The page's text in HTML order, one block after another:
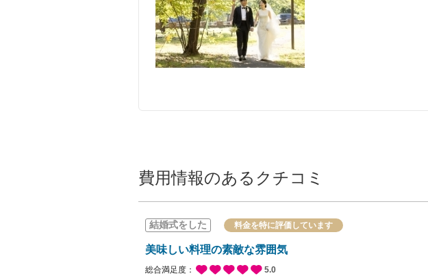
装花 ブーケ・メインテーブル装花・ゲスト
写真 スナップ写真（全カットデータ付）
印刷物
挙式
席料
美容着付
音響照明
介添料
申込期間 今月末までにお申込みのお客様
備考
※土日祝は追加33,000円で承ります
にシーズン加算55,000円を別途申し受
費用情報のあるクチコミ
結婚式をした 料金を特に評価しています
美味しい料理の素敵な雰囲気
総合満足度： 5.0